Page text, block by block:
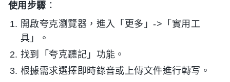
使用步驟 ：
開啟夸克瀏覽器，進入「更多」->「實用工
具」。
找到「夸克聽記」功能。
根據需求選擇即時錄音或上傳文件進行轉写。